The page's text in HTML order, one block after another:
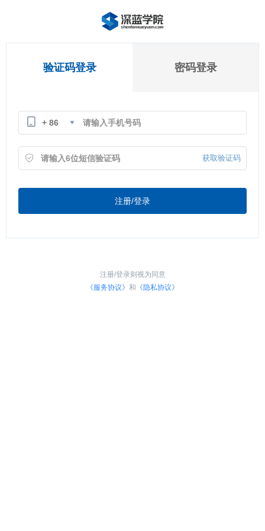
验证码登录 密码登录
+ 86
获取验证码
注册/登录
注册/登录则视为同意
《服务协议》 和 《隐私协议》